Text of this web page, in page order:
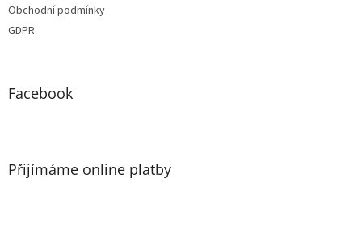
Obchodní podmínky
GDPR
Facebook
Přijímáme online platby